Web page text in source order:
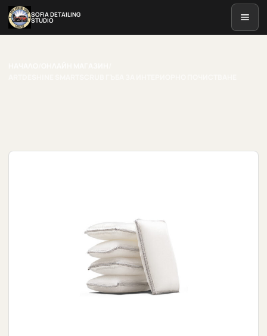
SOFIA DETAILING
STUDIO